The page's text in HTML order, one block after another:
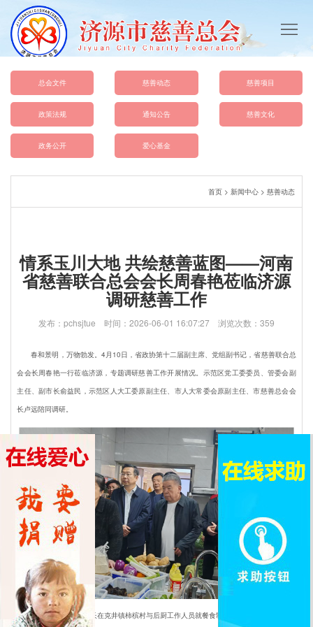
态
法
会
爱
总会文件 慈善动态 慈善项目
政策法规 通知公告 慈善文化
政务公开 爱心基金
首页 > 新闻中心 > 慈善动态
情系玉川大地 共绘慈善蓝图——河南
省慈善联合总会会长周春艳莅临济源
调研慈善工作
发布：pchsjtue 时间：2026-06-01 16:07:27 浏览次数：359
春和景明，万物勃发。4月10日，省政协第十二届副主席、党组副书记，省慈善联合总
会会长周春艳一行莅临济源，专题调研慈善工作开展情况。示范区党工委委员、管委会副
主任、副市长俞益民，示范区人大工委原副主任、市人大常委会原副主任、市慈善总会会
长卢远陪同调研。
▲周春艳会长在克井镇柿槟村与后厨工作人员就餐食制作情况进行交流